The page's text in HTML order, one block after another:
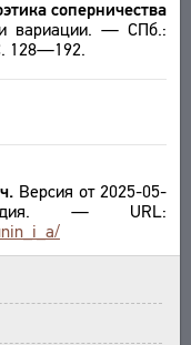
соперничества
вариации. — СПб.:
128—192.
Версия от 2025-05-
— URL: